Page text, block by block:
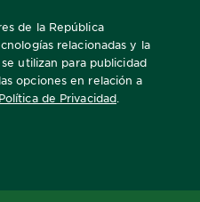
de la República
relacionadas y la
utilizan para publicidad
opciones en relación a
Política de Privacidad
del-cabello Aceite para el pelo